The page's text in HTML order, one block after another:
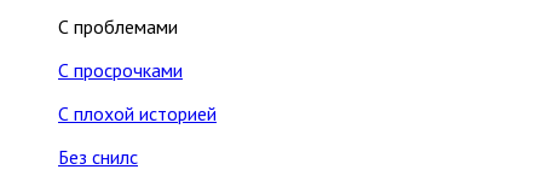
С проблемами
С просрочками
С плохой историей
Без снилс